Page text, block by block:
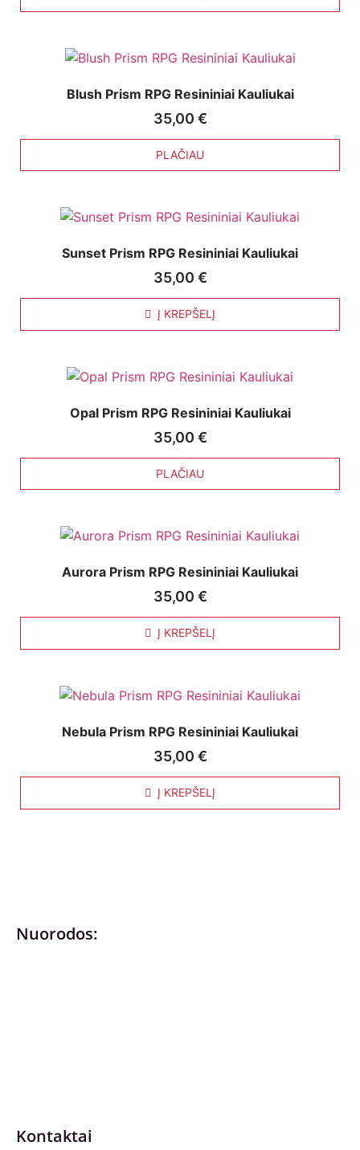
Blush Prism RPG Resininiai Kauliukai
35,00 €
PLAČIAU
Sunset Prism RPG Resininiai Kauliukai
35,00 €
Į KREPŠELĮ
Opal Prism RPG Resininiai Kauliukai
35,00 €
PLAČIAU
Aurora Prism RPG Resininiai Kauliukai
35,00 €
Į KREPŠELĮ
Nebula Prism RPG Resininiai Kauliukai
35,00 €
Į KREPŠELĮ
Nuorodos:
Kontaktai